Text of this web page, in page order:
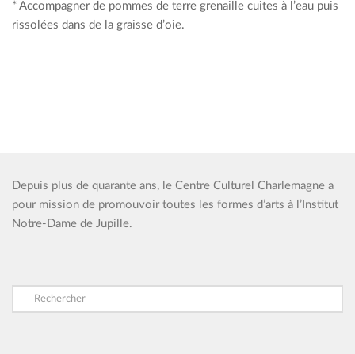
* Accompagner de pommes de terre grenaille cuites à l’eau puis
rissolées dans de la graisse d’oie.
Depuis plus de quarante ans, le Centre Culturel Charlemagne a
pour mission de promouvoir toutes les formes d’arts à l’Institut
Notre-Dame de Jupille.